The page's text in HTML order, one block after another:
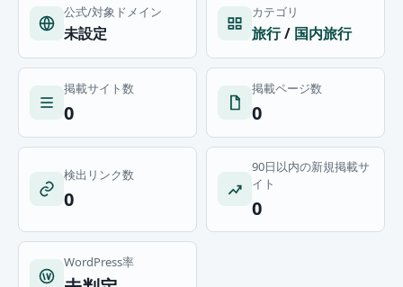
公式/対象ドメイン
未設定
カテゴリ
旅行/ 国内旅行
掲載サイト数
0
掲載ページ数
0
検出リンク数
0
90日以内の新規掲載サ
イト
0
WordPress率